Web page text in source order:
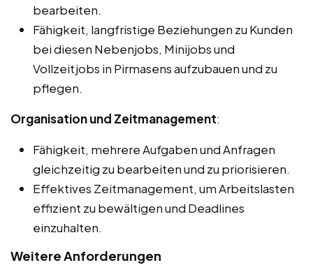
bearbeiten.
Fähigkeit, langfristige Beziehungen zu Kunden
bei diesen Nebenjobs, Minijobs und
Vollzeitjobs in Pirmasens aufzubauen und zu
pflegen.
Organisation und Zeitmanagement:
Fähigkeit, mehrere Aufgaben und Anfragen
gleichzeitig zu bearbeiten und zu priorisieren.
Effektives Zeitmanagement, um Arbeitslasten
effizient zu bewältigen und Deadlines
einzuhalten.
Weitere Anforderungen